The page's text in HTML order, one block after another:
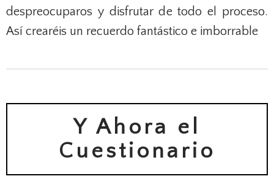
despreocuparos y disfrutar de todo el proceso.
Así crearéis un recuerdo fantástico e imborrable
Y Ahora el
Cuestionario